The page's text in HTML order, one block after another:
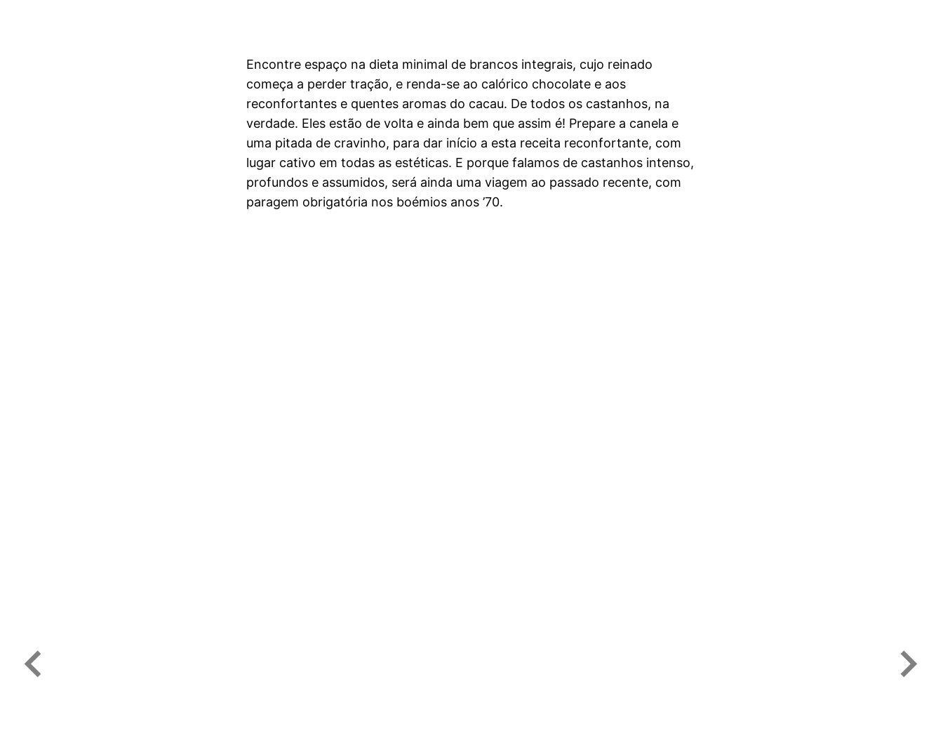
Encontre espaço na dieta minimal de brancos integrais, cujo reinado
começa a perder tração, e renda-se ao calórico chocolate e aos
reconfortantes e quentes aromas do cacau. De todos os castanhos, na
verdade. Eles estão de volta e ainda bem que assim é! Prepare a canela e
uma pitada de cravinho, para dar início a esta receita reconfortante, com
lugar cativo em todas as estéticas. E porque falamos de castanhos intenso,
profundos e assumidos, será ainda uma viagem ao passado recente, com
paragem obrigatória nos boémios anos ’70.